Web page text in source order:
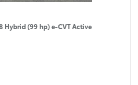
Hybrid (99 hp) e-CVT Active